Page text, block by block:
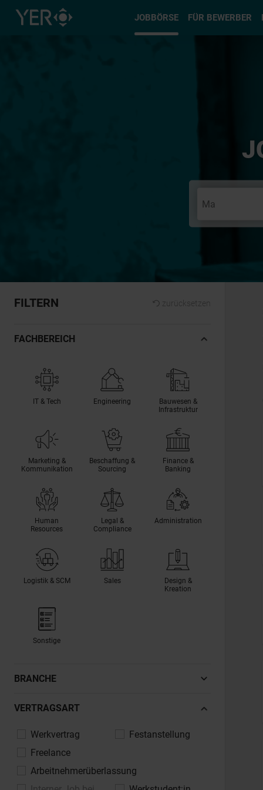
JOBBÖRSE FÜR BEWERBER
Typ
FILTERN zurücksetzen
FACHBEREICH
IT & Tech Engineering
Bauwesen &
Infrastruktur
Marketing &
Kommunikation
Beschaffung &
Sourcing
Finance &
Banking
Human
Resources
Legal &
Compliance
Administration
Logistik & SCM Sales
Design &
Kreation
Sonstige
BRANCHE
Automotive, Fahrzeugindustrie
Versicherungen
Bau, Architektur, Immobilien
Chemie, Pharma, Life Sciences
VERTRAGSART
Werkvertrag
Festanstellung
Freelance
Arbeitnehmerüberlassung